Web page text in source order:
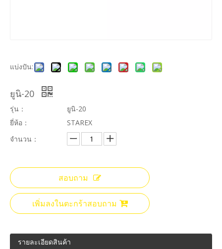
แบ่งปัน:
ยูนิ-20
รุ่น：
ยูนิ-20
ยี่ห้อ：
STAREX
จำนวน：
สอบถาม
เพิ่มลงในตะกร้าสอบถาม
รายละเอียดสินค้า